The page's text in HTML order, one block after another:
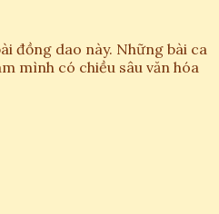
đồng dao này. Những bài ca
mình có chiều sâu văn hóa